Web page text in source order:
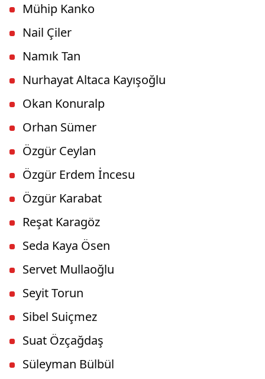
Mühip Kanko
Nail Çiler
Namık Tan
Nurhayat Altaca Kayışoğlu
Okan Konuralp
Orhan Sümer
Özgür Ceylan
Özgür Erdem İncesu
Özgür Karabat
Reşat Karagöz
Seda Kaya Ösen
Servet Mullaoğlu
Seyit Torun
Sibel Suiçmez
Suat Özçağdaş
Süleyman Bülbül